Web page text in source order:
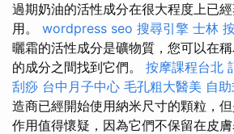
過期奶油的活性成分在很大程度上已
用。 wordpress seo 搜尋引擎 士林
曬霜的活性成分是礦物質，您可以在
的成分之間找到它們。 按摩課程台北
刮痧 台中月子中心 毛孔粗大醫美 自
造商已經開始使用納米尺寸的顆粒，
作用值得懷疑，因為它們不保留在皮